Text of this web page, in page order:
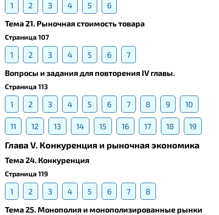
1 2 3 4 5
6
Тема 21. Рыночная стоимость товара
Страница 107
1 2 3 4 5 6
7
Вопросы и задания для повторения IV главы.
Страница 113
1 2 3 4 5 6 7 8 9 10
11 12 13 14 15 16 17 18 19
Глава V. Конкуренция и рыночная экономика
Тема 24. Конкуренция
Страница 119
1 2 3 4 5 6 7
8
Тема 25. Монополия и монополизированные рынки